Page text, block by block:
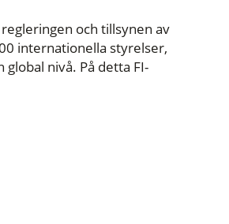
och tillsynen av
internationella styrelser,
nivå. På detta FI-